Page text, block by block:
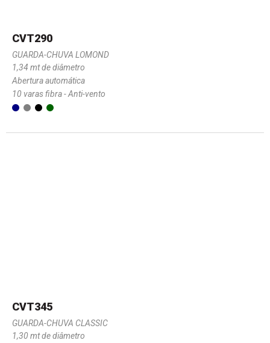
CVT290
GUARDA-CHUVA LOMOND
1,34 mt de diâmetro
Abertura automática
10 varas fibra - Anti-vento
CVT345
GUARDA-CHUVA CLASSIC
1,30 mt de diâmetro